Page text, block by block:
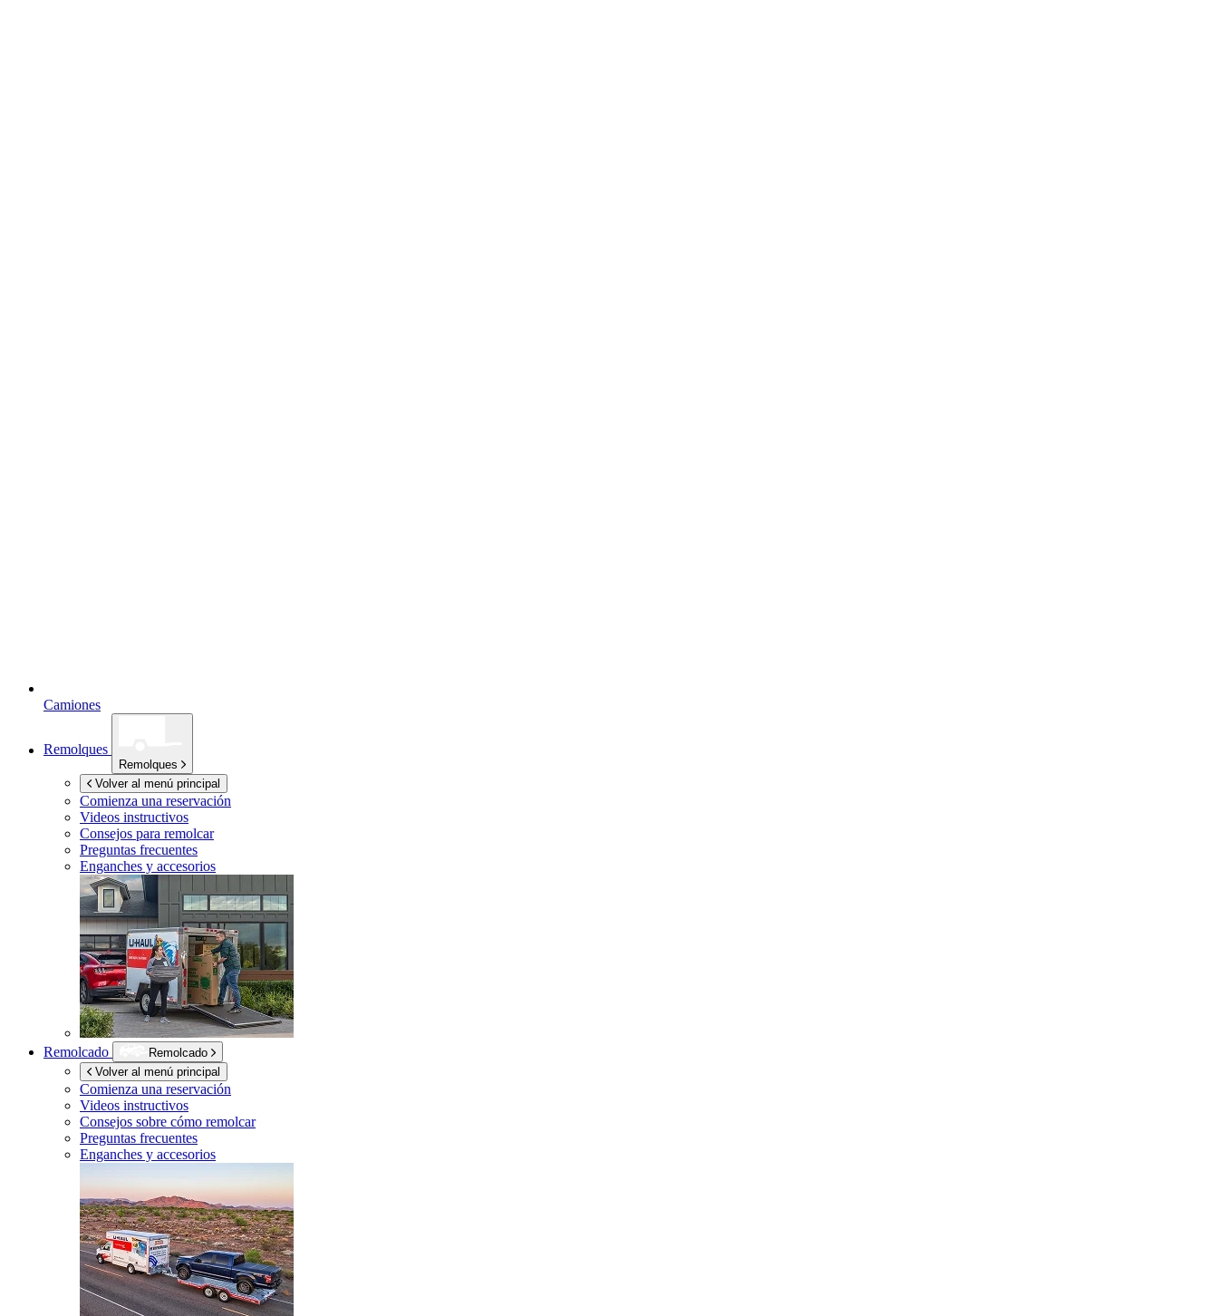
Camiones
Remolques
Remolques
Volver al menú principal
Comienza una reservación
Videos instructivos
Consejos para remolcar
Preguntas frecuentes
Enganches y accesorios
Remolcado
Remolcado
Volver al menú principal
Comienza una reservación
Videos instructivos
Consejos sobre cómo remolcar
Preguntas frecuentes
Enganches y accesorios